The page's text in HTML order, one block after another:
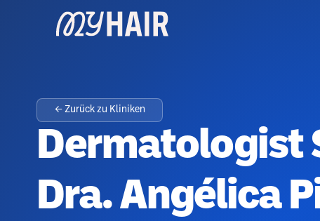
← Zurück zu Kliniken
Dermatologist
Dra. Angélica